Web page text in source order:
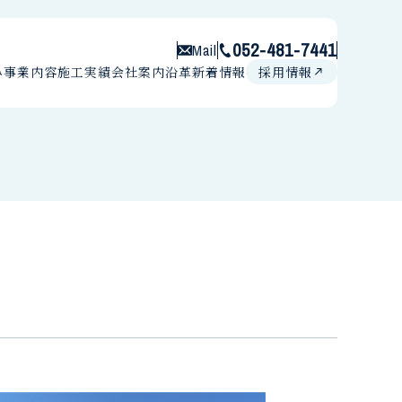
Mail 052-481-7441
事業内容施工実績会社案内沿革新着情報 採用情報